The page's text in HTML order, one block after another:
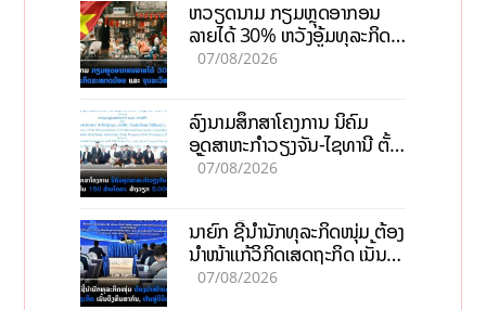
ຫວຽດນາມ ກຽມຫຼຸດອາກອນ
ລາຍໄດ້ 30% ຫວັງອູ້ມທຸລະກິດ
ຂະໜາດນ້ອຍ ແລະ ຈຸນລະ
07/08/2026
ລົງນາມສຶກສາໂຄງການ ນິຄົມ
ອຸດສາຫະກຳວຽງຈັນ-ໄຊທານີ ຕັ້ງ
ເປົ້າດຶງທຶນ 150 ລ້ານໂດລາ, ສ້າງ
07/08/2026
ນາຍົກ ຊີ້ນຳນັກທຸລະກິດໜຸ່ມ ຕ້ອງ
ນຳໜ້າແກ້ວິກິດເສດຖະກິດ ເນັ້ນດຶງ
ທຶນສາກົນ, ຫັນສູ່ດິຈິຕອນ
07/08/2026